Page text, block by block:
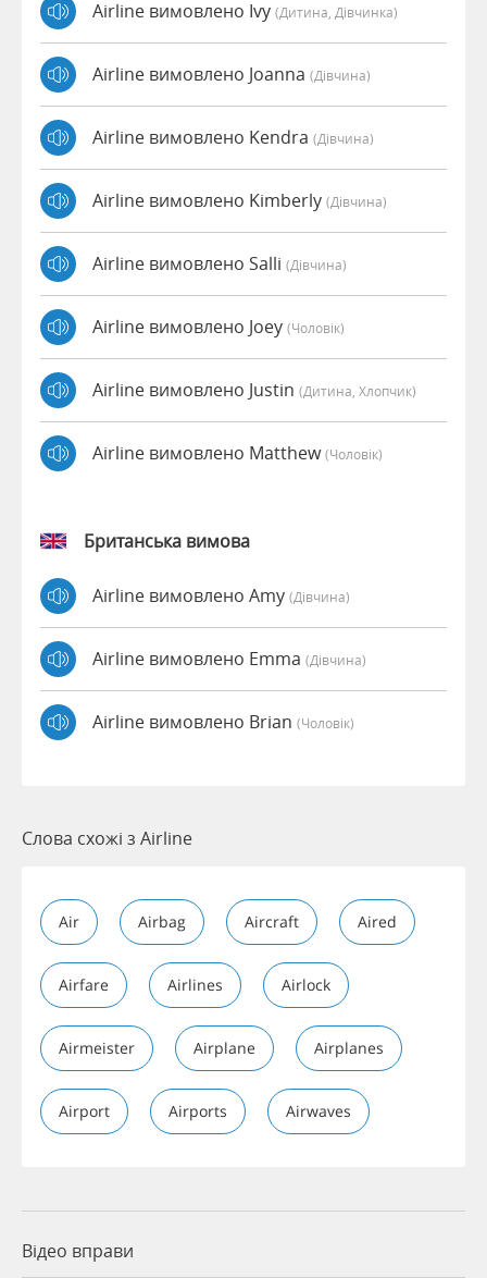
Airline вимовлено Ivy (дитина, Дівчинка)
Airline вимовлено Joanna (дівчина)
Airline вимовлено Kendra (дівчина)
Airline вимовлено Kimberly (дівчина)
Airline вимовлено Salli (дівчина)
Airline вимовлено Joey (чоловік)
Airline вимовлено Justin (дитина, Хлопчик)
Airline вимовлено Matthew(чоловік)
Британська вимова
Airline вимовлено Amy (дівчина)
Airline вимовлено Emma (дівчина)
Airline вимовлено Brian (чоловік)
Слова схожі з Airline
Air Airbag Aircraft Aired
Airfare Airlines Airlock
Airmeister Airplane Airplanes
Airport Airports Airwaves
Відео вправи